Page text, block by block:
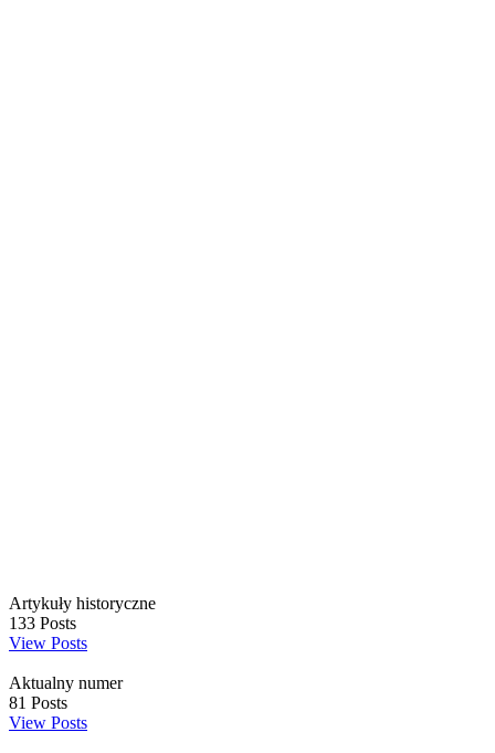
Artykuły historyczne
133 Posts
View Posts
Aktualny numer
81 Posts
View Posts